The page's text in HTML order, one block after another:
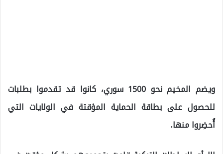
ويضم المخيم نحو 1500 سوري، كانوا قد تقدموا بطلبات
للحصول على بطاقة الحماية المؤقتة في الولايات التي
أُحضِروا منها.